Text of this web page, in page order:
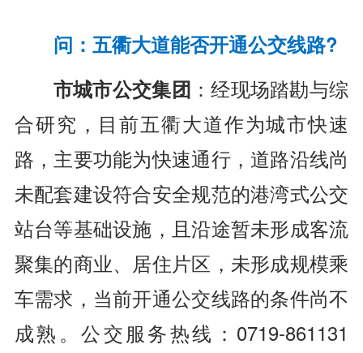
问：五衢大道能否开通公交线路?
市城市公交集团 ：经现场踏勘与综
合研究，目前五衢大道作为城市快速
路，主要功能为快速通行，道路沿线尚
未配套建设符合安全规范的港湾式公交
站台等基础设施，且沿途暂未形成客流
聚集的商业、居住片区，未形成规模乘
车需求，当前开通公交线路的条件尚不
成熟。公交服务热线：0719-861131